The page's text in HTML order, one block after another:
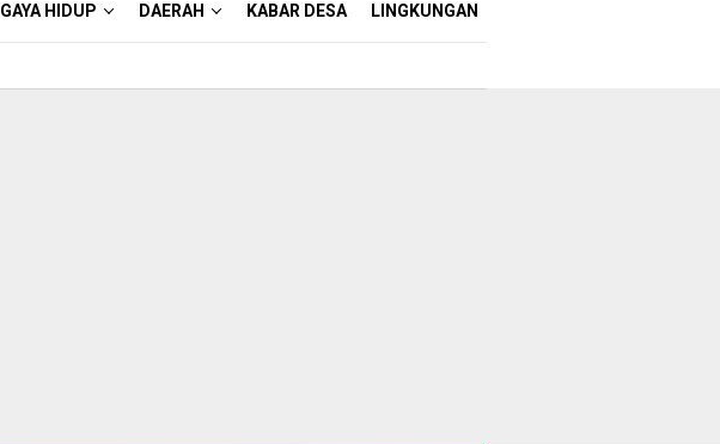
GAYA HIDUP DAERAH KABAR DESA LINGKUNGAN